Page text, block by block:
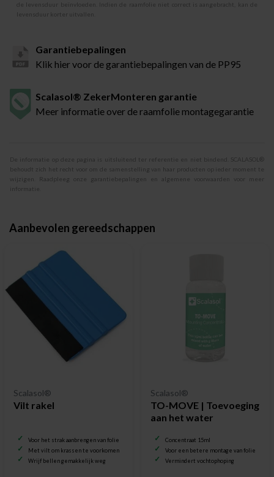
de levensduur beïnvloeden. Indien de raamfolie niet correct is aangebracht, kan de
levensduur korter uitvallen.
Garantiebepalingen
Klik hier voor de garantiebepalingen van de PP95
Scalasol® ZekerMonteren garantie
Meer informatie over de raamfolie montagegarantie
De informatie op deze pagina is uitsluitend ter referentie en niet bindend. SCALASOL®
behoudt zich het recht voor om de samenstelling van haar producten op ieder moment te
wijzigen. Raadpleeg onze garantiebepalingen en algemene voorwaarden voor meer
informatie.
Aanbevolen gereedschappen
Scalasol®
Vilt rakel
Voor het strak aanbrengen van folie
Met vilt om krassen te voorkomen
Wrijf bellen gemakkelijk weg
Scalasol®
TO-MOVE | Toevoeging
aan het water
Concentraat 15ml
Voor een betere montage van folie
Vermindert vochtophoping